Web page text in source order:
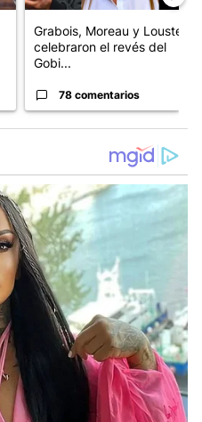
Grabois, Moreau y Lousteau
celebraron el revés del
Gobi...
78 comentarios